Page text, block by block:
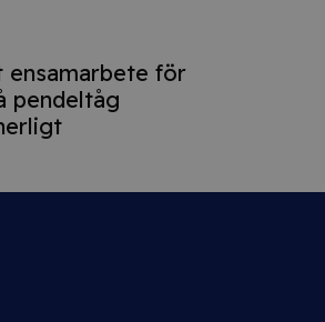
ensamarbete för
pendeltåg